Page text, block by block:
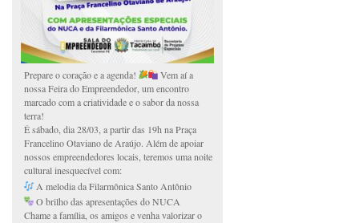
Prepare o coração e a agenda!
Vem aí a
nossa Feira do Empreendedor, um encontro
marcado com a criatividade e o sabor da nossa
terra!
É sábado, dia 28/03, a partir das 19h na Praça
Francelino Otaviano de Araújo. Além de apoiar
nossos empreendedores locais, teremos uma noite
cultural inesquecível com:
A melodia da Filarmônica Santo Antônio
O brilho das apresentações do NUCA
Chame a família, os amigos e venha valorizar o